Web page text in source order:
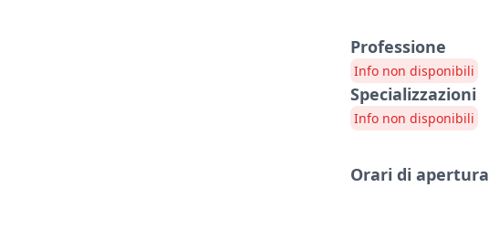
Professione
Info non disponibili
Specializzazioni
Info non disponibili
Orari di apertura